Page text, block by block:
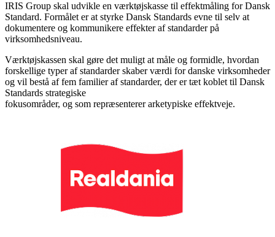
IRIS Group skal udvikle en værktøjskasse til effektmåling for Dansk
Standard. Formålet er at styrke Dansk Standards evne til selv at
dokumentere og kommunikere effekter af standarder på
virksomhedsniveau.
Værktøjskassen skal gøre det muligt at måle og formidle, hvordan
forskellige typer af standarder skaber værdi for danske virksomheder
og vil bestå af fem familier af standarder, der er tæt koblet til Dansk
Standards strategiske
fokusområder, og som repræsenterer arketypiske effektveje.